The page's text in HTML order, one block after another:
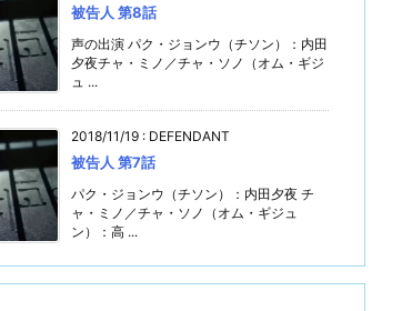
被告人 第8話
声の出演 パク・ジョンウ（チソン）：内田
夕夜チャ・ミノ／チャ・ソノ（オム・ギジ
ュ ...
2018/11/19 : DEFENDANT
被告人 第7話
パク・ジョンウ（チソン）：内田夕夜 チ
ャ・ミノ／チャ・ソノ（オム・ギジュ
ン）：高 ...